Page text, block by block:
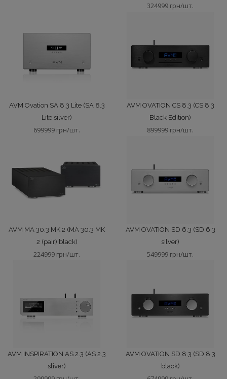
324999 грн/шт.
AVM Ovation SA 8.3 Lite (SA 8.3
Lite silver)
699999 грн/шт.
AVM OVATION CS 8.3 (CS 8.3
Black Edition)
899999 грн/шт.
AVM MA 30.3 MK 2 (MA 30.3 MK
2 (pair) black)
224999 грн/шт.
AVM OVATION SD 6.3 (SD 6.3
silver)
549999 грн/шт.
AVM INSPIRATION AS 2.3 (AS 2.3
sliver)
AVM OVATION SD 8.3 (SD 8.3
black)